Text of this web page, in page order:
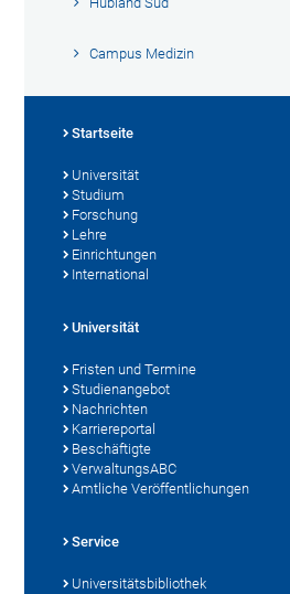
Campus Medizin
Startseite
Universität
Studium
Forschung
Lehre
Einrichtungen
International
Universität
Fristen und Termine
Studienangebot
Nachrichten
Karriereportal
Beschäftigte
VerwaltungsABC
Amtliche Veröffentlichungen
Service
Universitätsbibliothek